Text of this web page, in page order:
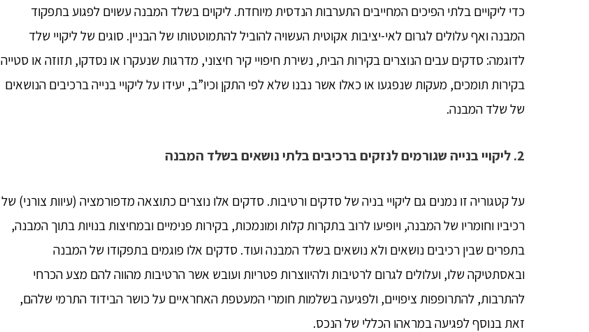
כדי ליקויים בלתי הפיכים המחייבים התערבות הנדסית מיוחדת. ליקוים בשלד המבנה עשוים לפגוע בתפקוד
המבנה ואף עלולים לגרום לאי-יציבות אקוטית העשויה להוביל להתמוטטותו של הבניין. סוגים של ליקויי שלד
לדוגמה: סדקים עבים הנוצרים בקירות הבית, נשירת חיפויי קיר חיצוני, מדרגות שנעקרו או נסדקו, תזוזה או סטייה
בקירות תומכים, מעקות שנפגעו או כאלו אשר נבנו שלא לפי התקן וכיו”ב, יעידו על ליקויי בנייה ברכיבים הנושאים
של שלד המבנה.
2. ליקויי בנייה שגורמים לנזקים ברכיבים בלתי נושאים בשלד המבנה
על קטגוריה זו נמנים גם ליקויי בניה של סדקים ורטיבות. סדקים אלו נוצרים כתוצאה מדפורמציה (עיוות צורני) של
רכיביו וחומריו של המבנה, ויופיעו לרוב בתקרות קלות ומונמכות, בקירות פנימיים ובמחיצות בנויות בתוך המבנה,
בתפרים שבין רכיבים נושאים ולא נושאים בשלד המבנה ועוד. סדקים אלו פוגמים בתפקודו של המבנה
ובאסתטיקה שלו, ועלולים לגרום לרטיבות ולהיווצרות פטריות ועובש אשר הרטיבות מהווה להם מצע הכרחי
להתרבות, להתרופפות ציפויים, ולפגיעה בשלמות חומרי המעטפת האחראיים על כושר הבידוד התרמי שלהם,
זאת בנוסף לפגיעה במראהו הכללי של הנכס.